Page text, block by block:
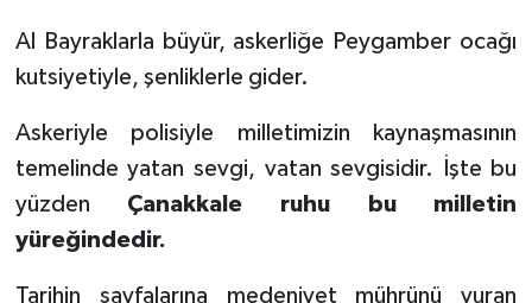
Al Bayraklarla büyür, askerliğe Peygamber ocağı
kutsiyetiyle, şenliklerle gider.
Askeriyle polisiyle milletimizin kaynaşmasının
temelinde yatan sevgi, vatan sevgisidir. İşte bu
yüzden Çanakkale ruhu bu milletin
yüreğindedir.
Tarihin sayfalarına medeniyet mührünü vuran